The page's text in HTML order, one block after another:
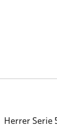
Herrer Serie